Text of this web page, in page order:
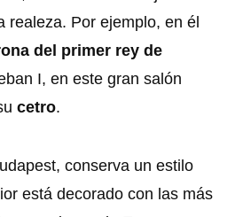
realeza. Por ejemplo, en él
del primer rey de
I, en este gran salón
cetro.
conserva un estilo
está decorado con las más